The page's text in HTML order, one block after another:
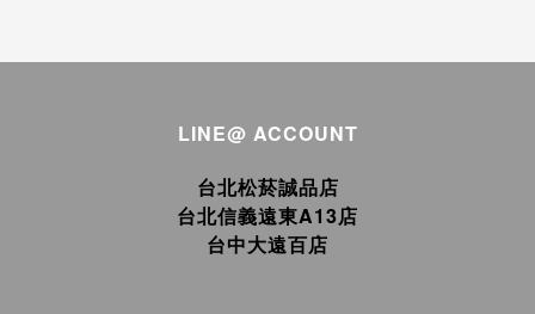
LINE@ ACCOUNT
台北松菸誠品店
台北信義遠東A13店
台中大遠百店